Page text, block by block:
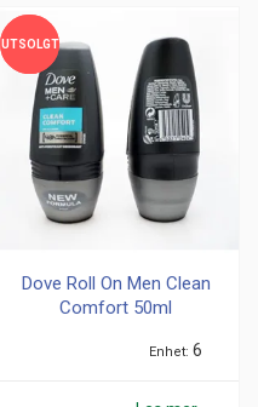
UTSOLGT
UTSOLGT
Dove Roll On Men Clean
Comfort 50ml
Enhet 6